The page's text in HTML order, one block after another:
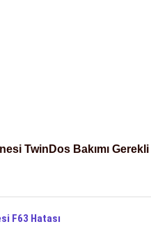
TwinDos Bakımı Gerekli
F63 Hatası